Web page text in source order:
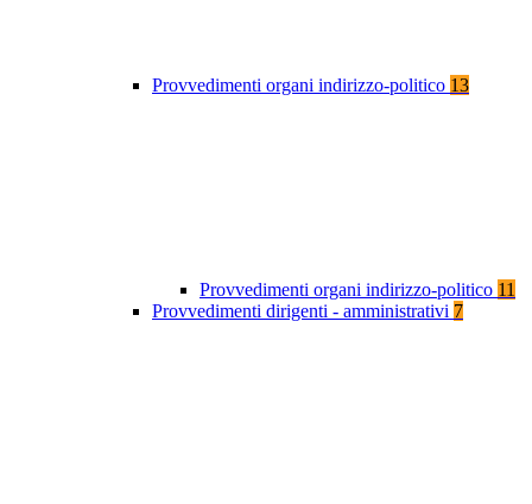
Provvedimenti organi indirizzo-politico 13
Provvedimenti organi indirizzo-politico 11
Provvedimenti dirigenti - amministrativi 7